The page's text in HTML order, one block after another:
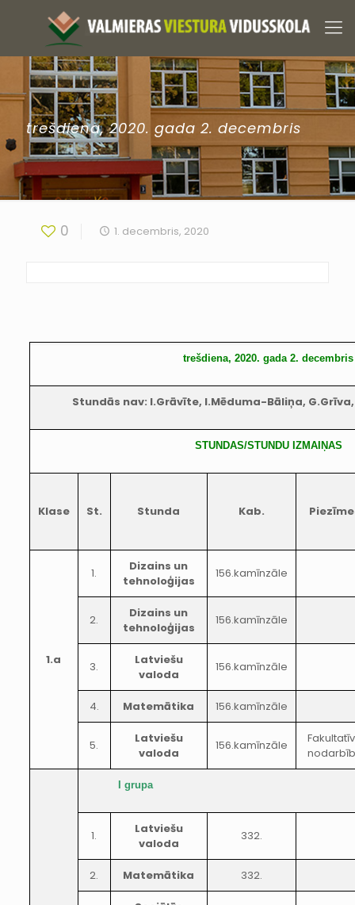
trešdiena, 2020. gada 2. decembris
0 1. decembris, 2020
trešdiena, 2020. gada 2. decembris
Stundās nav: I.Grāvīte, I.Mēduma-Bāliņa,
STUNDAS/STUNDU IZMAIŅAS
Klase St. Stunda Kab.
1.a
1.
Dizains un
tehnoloģijas
156.kamīnzāle
2.
Dizains un
tehnoloģijas
156.kamīnzāle
3.
Latviešu
valoda
156.kamīnzāle
4. Matemātika 156.kamīnzāle
5.
Latviešu
valoda
156.kamīnzāle
I grupa
1.
Latviešu
valoda
332.
2. Matemātika 332.